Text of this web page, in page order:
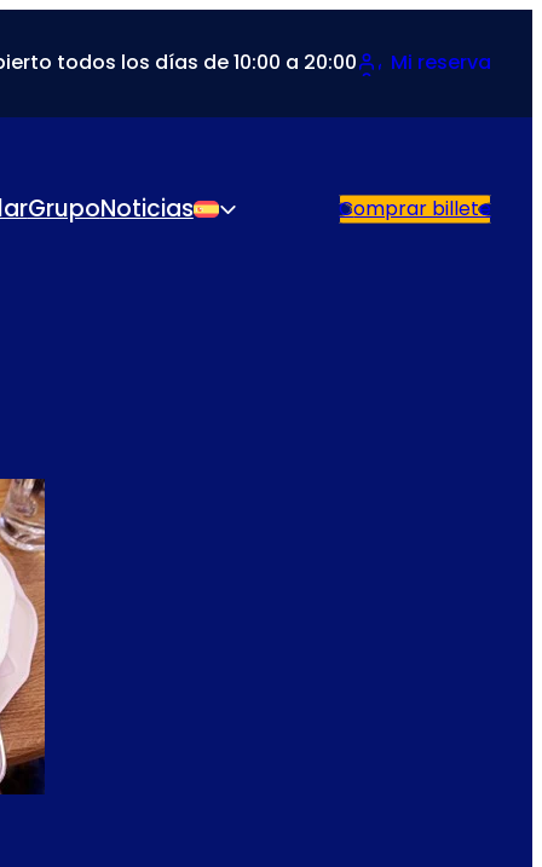
todos los días de 10:00 a 20:00 Mi reserva
GrupoNoticias Español Comprar billete